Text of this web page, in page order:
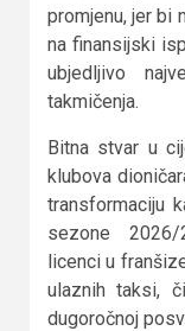
promjenu, jer bi
na finansijski
ubjedljivo
takmičenja.
Bitna stvar u
klubova
transformaciju
sezone 2026/
licenci u
ulaznih taksi,
dugoročnoj